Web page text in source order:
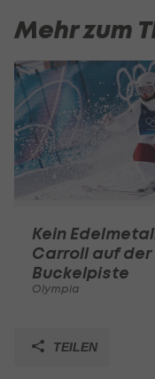
Mehr zum
Kein
Carroll auf der
Buckelpiste
Olympia
TEILEN